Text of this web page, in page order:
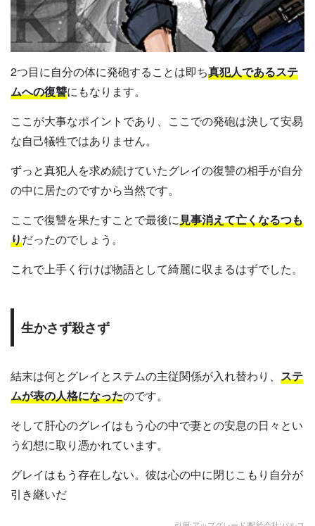
2つ目に自分の体に発砲することは即ち真犯人であるステ
ムへの復讐にもなります。
ここが大事なポイントであり、ここでの発砲は決して安易
な自己犠牲ではありません。
ずっと真犯人を求め続けていたグレイの復讐の相手が自分
の中に居たのですから当然です。
ここで復讐を果たすことで最後に見事消えて亡くなるつも
りだったのでしょう。
これで上手く行けば物語として綺麗に収まるはずでした。
生かさず殺さず
結末は何とグレイとステムの主従関係が入れ替わり、 ステ
ムが表の人格になったのです。
そして肝心のグレイはもう心の中で妻との安息の日々とい
う幻想に取り憑かれています。
グレイはもう存在しない。彼は心の中に閉じこもり自分が
引き継いだ